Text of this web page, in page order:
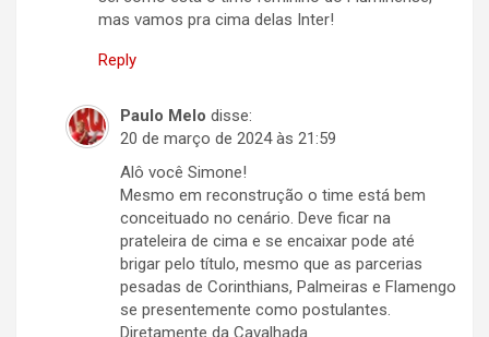
mas vamos pra cima delas Inter!
Reply
Paulo Melo disse:
20 de março de 2024 às 21:59
Alô você Simone!
Mesmo em reconstrução o time está bem
conceituado no cenário. Deve ficar na
prateleira de cima e se encaixar pode até
brigar pelo título, mesmo que as parcerias
pesadas de Corinthians, Palmeiras e Flamengo
se presentemente como postulantes.
Diretamente da Cavalhada